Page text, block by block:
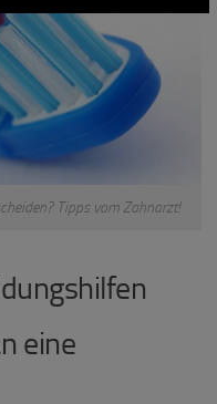
Tipps vom Zahnarzt!
eine